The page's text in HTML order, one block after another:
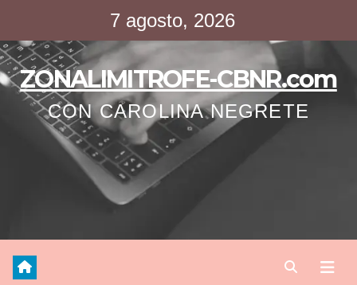
contenido
7 agosto, 2026
ZONALIMITROFE-CBNR.com
CON CAROLINA NEGRETE